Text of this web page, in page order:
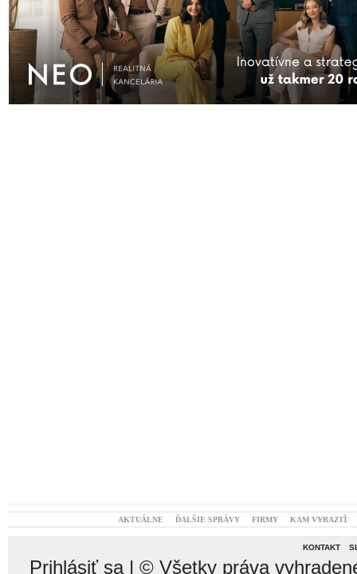
AKTUÁLNE ĎALŠIE SPRÁVY FIRMY KAM VYRAZIŤ
KONTAKT
Prihlásiť sa| © Všetky práva